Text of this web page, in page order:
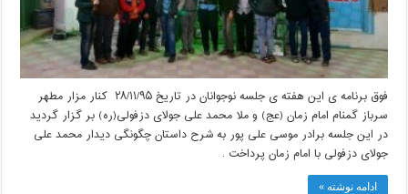
فوق برنامه ی این هفته ی جلسه نوجوانان در تاریخ ۲۸/۱۱/۹۵ کنار مزار مطهر
سرباز گمنام امام زمان (عج) و ملا محمد علی جولای دزفولی(ره) بر گزار گردید
در این جلسه برادر موسی علی پور به شرح داستان چگونگی دیدار محمد علی
جولای دزفولی با امام زمان پرداخت .
ادامه نوشته »